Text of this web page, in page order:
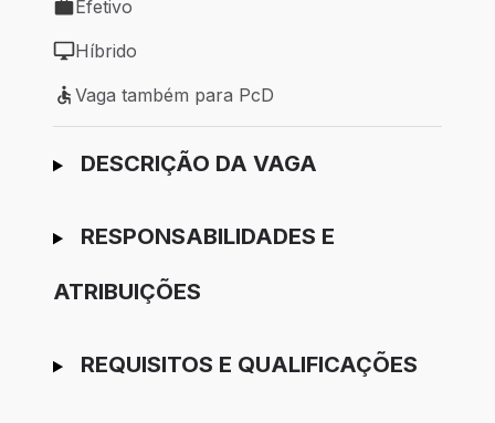
Tipo de vaga: Efetivo
Efetivo
Modelo de trabalho: Híbrido
Híbrido
Vaga também para PcD
Vaga também para PcD
Ir para candidatura
DESCRIÇÃO DA VAGA
RESPONSABILIDADES E
ATRIBUIÇÕES
REQUISITOS E QUALIFICAÇÕES